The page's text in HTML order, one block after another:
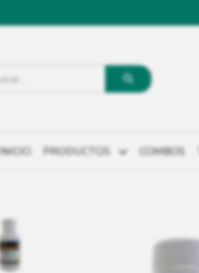
INICIO PRODUCTOS COMBOS